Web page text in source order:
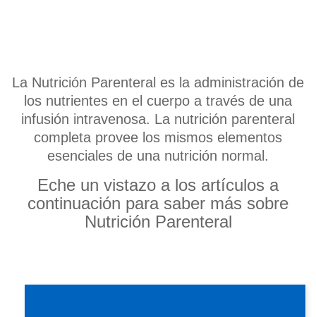
La Nutrición Parenteral es la administración de
los nutrientes en el cuerpo a través de una
infusión intravenosa. La nutrición parenteral
completa provee los mismos elementos
esenciales de una nutrición normal.
Eche un vistazo a los artículos a
continuación para saber más sobre
Nutrición Parenteral